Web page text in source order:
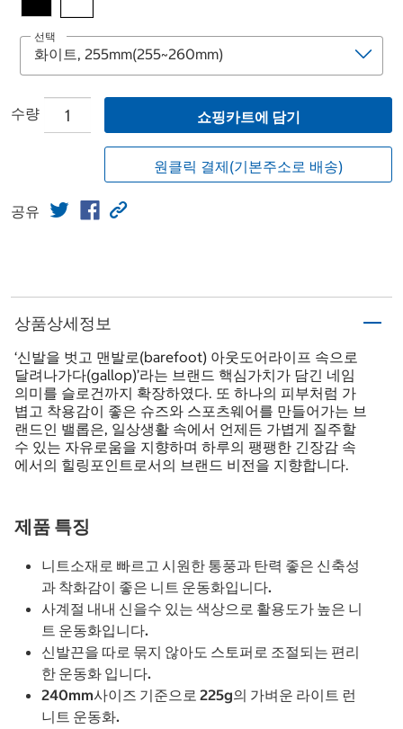
선택
수량 쇼핑카트에 담기
원클릭 결제(기본주소로 배송)
공유
상품상세정보
‘신발을 벗고 맨발로(barefoot) 아웃도어라이프 속으로
달려나가다(gallop)’라는 브랜드 핵심가치가 담긴 네임
의미를 슬로건까지 확장하였다. 또 하나의 피부처럼 가
볍고 착용감이 좋은 슈즈와 스포츠웨어를 만들어가는 브
랜드인 밸롭은, 일상생활 속에서 언제든 가볍게 질주할
수 있는 자유로움을 지향하며 하루의 팽팽한 긴장감 속
에서의 힐링포인트로서의 브랜드 비전을 지향합니다.
제품 특징
니트소재로 빠르고 시원한 통풍과 탄력 좋은 신축성
과 착화감이 좋은 니트 운동화입니다.
사계절 내내 신을수 있는 색상으로 활용도가 높은 니
트 운동화입니다.
신발끈을 따로 묶지 않아도 스토퍼로 조절되는 편리
한 운동화 입니다.
240mm사이즈 기준으로 225g의 가벼운 라이트 런
니트 운동화.